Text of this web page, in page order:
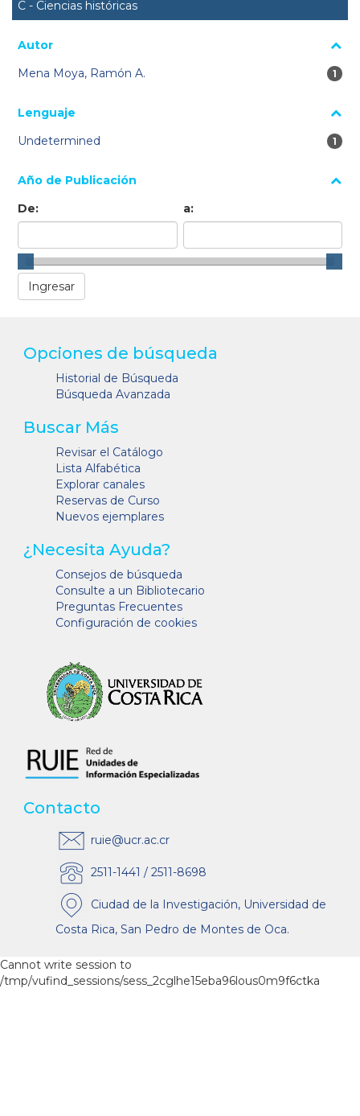
C - Ciencias históricas
Autor
Mena Moya, Ramón A.
1
1
Lenguaje
Undetermined
1
1
Año de Publicación
De:
a:
Opciones de búsqueda
Historial de Búsqueda
Búsqueda Avanzada
Buscar Más
Revisar el Catálogo
Lista Alfabética
Explorar canales
Reservas de Curso
Nuevos ejemplares
¿Necesita Ayuda?
Consejos de búsqueda
Consulte a un Bibliotecario
Preguntas Frecuentes
Configuración de cookies
Contacto
ruie@ucr.ac.cr
2511-1441 / 2511-8698
Ciudad de la Investigación, Universidad de
Costa Rica, San Pedro de Montes de Oca.
Cannot write session to
/tmp/vufind_sessions/sess_2cglhe15eba96lous0m9f6ctka